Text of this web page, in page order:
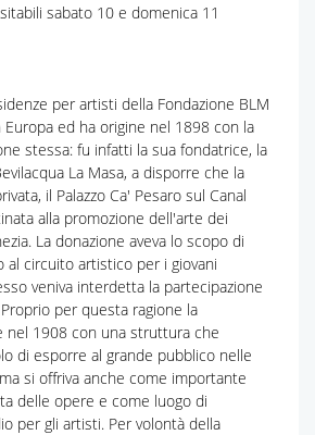
sabato 10 e domenica 11
per artisti della Fondazione BLM
ed ha origine nel 1898 con la
stessa: fu infatti la sua fondatrice, la
La Masa, a disporre che la
il Palazzo Ca' Pesaro sul Canal
alla promozione dell'arte dei
La donazione aveva lo scopo di
al circuito artistico per i giovani
veniva interdetta la partecipazione
per questa ragione la
nel 1908 con una struttura che
di esporre al grande pubblico nelle
si offriva anche come importante
delle opere e come luogo di
per gli artisti. Per volontà della